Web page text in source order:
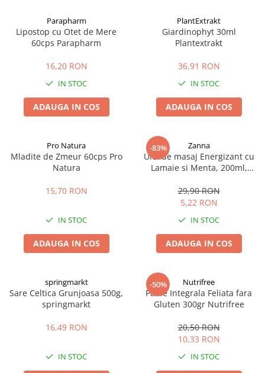
Sanatatea ochilor
Hepato-biliare
Glanda tiroida
Probleme renale
Prostata, urologie
Sistemul osos
Produse naturiste
Antiinflamator
Antitumorale
Articulatii sanatoase
Cardiovasculare
Imunitate
Memorie
Produse sanatate sexuala
Produse pentru Ea
Indulcitori
Miere
Bomboane
Gume de mestecat
Siropuri, gemuri
Ciocolata
Miere Manuka
Mancare sanatoasa
Leguminoase
Uleiuri alimentare
Ulei CBD
Produse instant
Geluri de dus naturale
Vopsele
Produse de uz casnic
Produse pentru bucatarie
Produse igienizare
Deodorante
Igiena orala
Protectie antivirala
Sare de baie
Detergenti Bio
Parapharm
Lipostop cu Otet de Mere
60cps Parapharm
16,20 RON
IN STOC
ADAUGA IN COS
PlantExtrakt
Giardinophyt 30ml
Plantextrakt
36,91 RON
IN STOC
ADAUGA IN COS
Pro Natura
Mladite de Zmeur 60cps Pro
Natura
15,70 RON
IN STOC
ADAUGA IN COS
-83% Zanna
Ulei de masaj Energizant cu
Lamaie si Menta, 200ml,
29,90 RON
5,22 RON
IN STOC
ADAUGA IN COS
springmarkt
Sare Celtica Grunjoasa 500g,
springmarkt
16,49 RON
IN STOC
-50% Nutrifree
Paine Integrala Feliata fara
Gluten 300gr Nutrifree
20,50 RON
10,33 RON
IN STOC